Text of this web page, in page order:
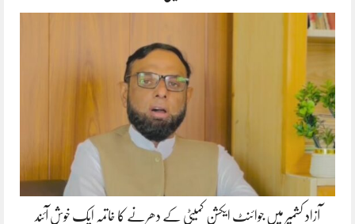
آزاد کشمیر میں جوائنٹ ایکشن کمیٹی کے دھرنے کا خاتمہ ایک خوش آئند